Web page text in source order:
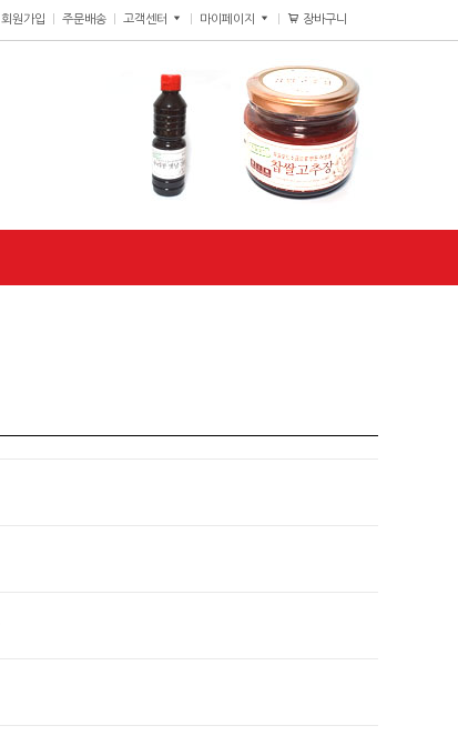
회원가입 주문배송 고객센터 마이페이지 장바구니